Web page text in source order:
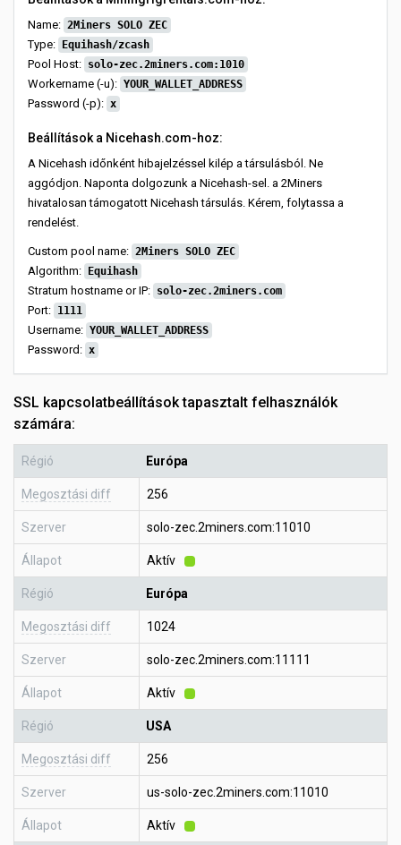
Name: 2Miners SOLO ZEC
Type: Equihash/zcash
Pool Host: solo-zec.2miners.com:1010
Workername (-u): YOUR_WALLET_ADDRESS
Password (-p): x
Beállítások a Nicehash.com-hoz:
A Nicehash időnként hibajelzéssel kilép a társulásból. Ne
aggódjon. Naponta dolgozunk a Nicehash-sel. a 2Miners
hivatalosan támogatott Nicehash társulás. Kérem, folytassa a
rendelést.
Custom pool name: 2Miners SOLO ZEC
Algorithm: Equihash
Stratum hostname or IP: solo-zec.2miners.com
Port: 1111
Username: YOUR_WALLET_ADDRESS
Password: x
SSL kapcsolatbeállítások tapasztalt felhasználók
számára:
Régió Európa
Megosztási diff 256
Szerver solo-zec.2miners.com:11010
Állapot Aktív
Régió Európa
Megosztási diff 1024
Szerver solo-zec.2miners.com:11111
Állapot Aktív
Régió USA
Megosztási diff 256
Szerver us-solo-zec.2miners.com:11010
Állapot Aktív